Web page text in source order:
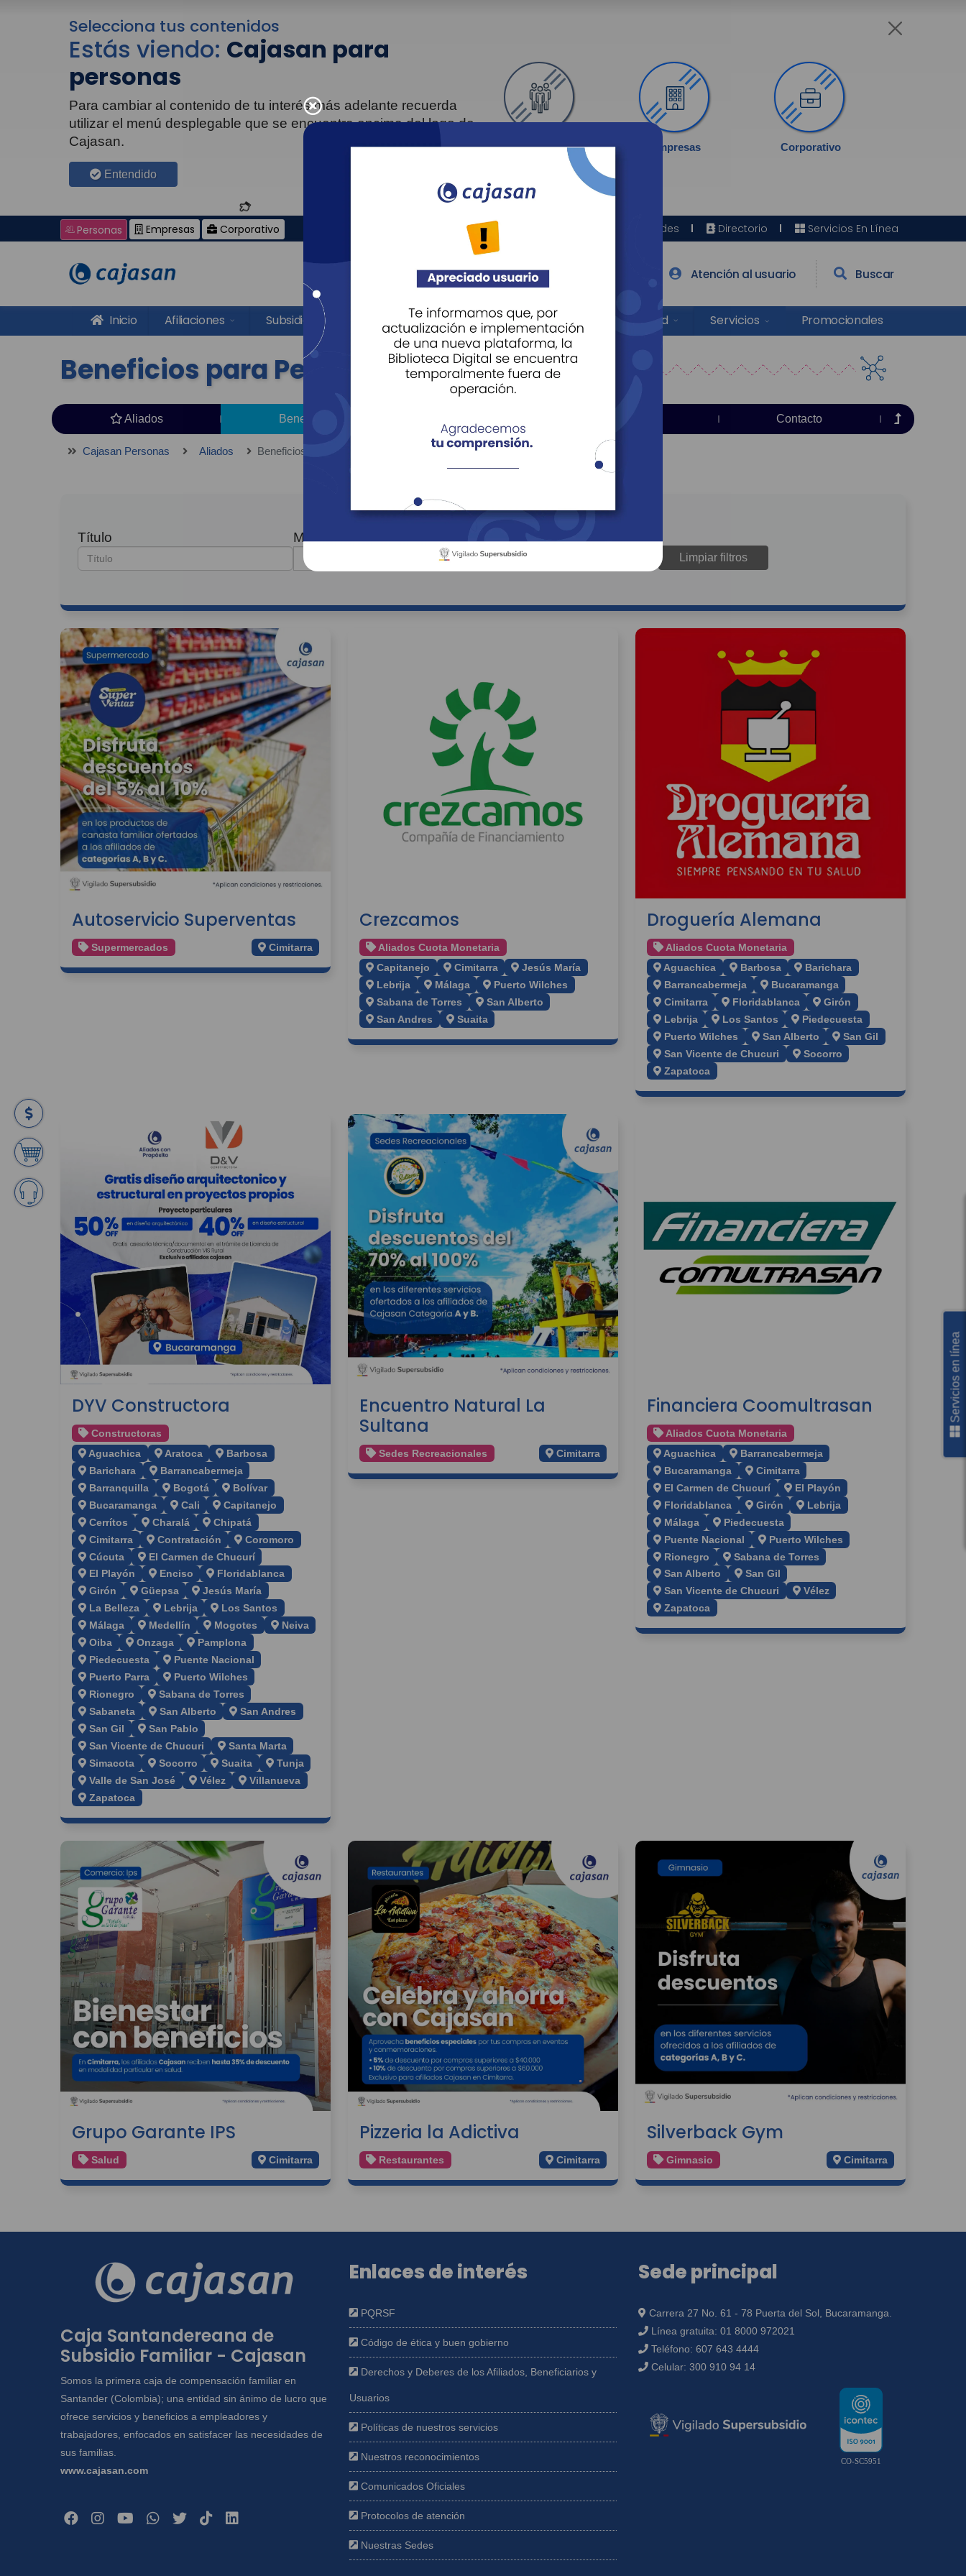
Selecciona tus contenidos
Estás viendo: Cajasan para
personas
Para cambiar al contenido de tu interés más adelante recuerda
utilizar el menú desplegable que se encuentra encima del logo de
Cajasan.
Entendido
Personas Empresas Corporativo
Personas Empresas Corporativo Sedes Directorio Servicios En Línea
Agéndate Atención al usuario Buscar
Inicio Afiliaciones Subsidios Recreación Educación Cultura Salud Servicios Promocionales
Beneficios para Personas
Aliados Beneficios para Personas Contacto
Cajasan Personas Aliados Beneficios para Personas
Título Municipios
Limpiar filtros
Autoservicio Superventas
Supermercados Cimitarra
Crezcamos
Aliados Cuota Monetaria
Capitanejo
Cimitarra
Jesús María
Lebrija
Málaga
Puerto Wilches
Sabana de Torres
San Alberto
San Andres
Suaita
Droguería Alemana
Aliados Cuota Monetaria
Aguachica
Barbosa
Barichara
Barrancabermeja
Bucaramanga
Cimitarra
Floridablanca
Girón
Lebrija
Los Santos
Piedecuesta
Puerto Wilches
San Alberto
San Gil
San Vicente de Chucuri
Socorro
Zapatoca
DYV Constructora
Constructoras
Aguachica
Aratoca
Barbosa
Barichara
Barrancabermeja
Barranquilla
Bogotá
Bolívar
Bucaramanga
Cali
Capitanejo
Cerrítos
Charalá
Chipatá
Cimitarra
Contratación
Coromoro
Cúcuta
El Carmen de Chucurí
El Playón
Enciso
Floridablanca
Girón
Güepsa
Jesús María
La Belleza
Lebrija
Los Santos
Málaga
Medellín Mogotes
Neiva
Oiba
Onzaga
Pamplona
Piedecuesta
Puente Nacional
Puerto Parra
Puerto Wilches
Rionegro
Sabana de Torres
Sabaneta
San Alberto
San Andres
San Gil
San Pablo
San Vicente de Chucuri
Santa Marta
Simacota
Socorro Suaita
Tunja
Valle de San José
Vélez
Villanueva
Zapatoca
Encuentro Natural La
Sultana
Sedes Recreacionales Cimitarra
Financiera Coomultrasan
Aliados Cuota Monetaria
Aguachica
Barrancabermeja
Bucaramanga
Cimitarra
El Carmen de Chucurí
El Playón
Floridablanca
Girón
Lebrija
Málaga
Piedecuesta
Puente Nacional
Puerto Wilches
Rionegro
Sabana de Torres
San Alberto
San Gil
San Vicente de Chucuri
Vélez
Zapatoca
Grupo Garante IPS
Salud Cimitarra
Pizzeria la Adictiva
Restaurantes Cimitarra
Silverback Gym
Gimnasio Cimitarra
Caja Santandereana de
Subsidio Familiar - Cajasan
Somos la primera caja de compensación familiar en
Santander (Colombia); una entidad sin ánimo de lucro que
ofrece servicios y beneficios a empleadores y
trabajadores, enfocados en satisfacer las necesidades de
sus familias.
www.cajasan.com
Enlaces de interés
PQRSF
Código de ética y buen gobierno
Derechos y Deberes de los Afiliados, Beneficiarios y
Usuarios
Políticas de nuestros servicios
Nuestros reconocimientos
Comunicados Oficiales
Protocolos de atención
Nuestras Sedes
Sede principal
Carrera 27 No. 61 - 78 Puerta del Sol, Bucaramanga.
Línea gratuita: 01 8000 972021
Teléfono: 607 643 4444
Celular: 300 910 94 14
CO-SC5951
Servicios en línea